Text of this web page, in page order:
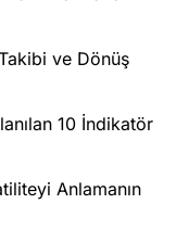
ve Dönüş
10 İndikatör
Anlamanın